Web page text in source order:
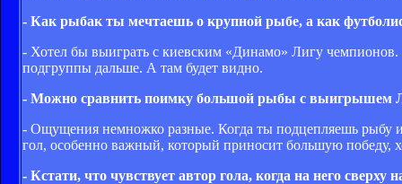
- Как рыбак ты мечтаешь о крупной рыбе, а как
- Хотел бы выиграть с киевским «Динамо» Лигу
подгруппы дальше. А там будет видно.
- Можно сравнить поимку большой рыбы с выигрышем
- Ощущения немножко разные. Когда ты подцепляешь рыбу и
гол, особенно важный, который приносит большую победу,
- Кстати, что чувствует автор гола, когда на него